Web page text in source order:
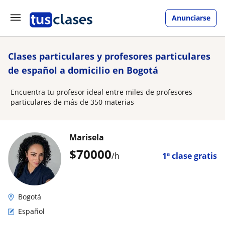
Anunciarse
Clases particulares y profesores particulares
de español a domicilio en Bogotá
Encuentra tu profesor ideal entre miles de profesores
particulares de más de 350 materias
$70000/h 1ª clase gratis
Marisela
Bogotá
Español